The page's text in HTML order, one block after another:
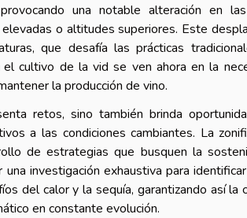
una notable alteración en
o altitudes superiores. Este
que desafía las prácticas
el cultivo de la vid se ven ahora en la
la producción de vino.
retos, sino también brinda
a las condiciones cambiantes. La
de estrategias que busquen la
una investigación exhaustiva para
del calor y la sequía, garantizando así la
en constante evolución.